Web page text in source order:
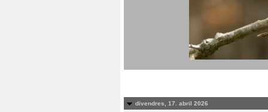
divendres, 17. abril 2026